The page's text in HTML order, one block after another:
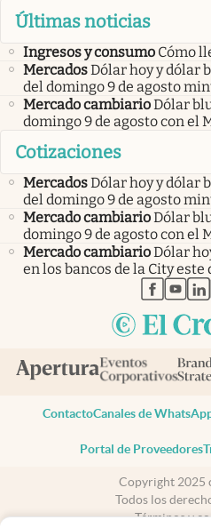
Últimas noticias
Ingresos y consumo Cómo
MercadosDólar hoy y dólar
del domingo 9 de agosto
Mercado cambiarioDólar
domingo 9 de agosto con el
Cotizaciones
MercadosDólar hoy y dólar
del domingo 9 de agosto
Mercado cambiarioDólar
domingo 9 de agosto con el
Mercado cambiarioDólar
en los bancos de la City
abre en
ContactoCanales de
Portal de Proveedores
Copyright 2025
Todos los
Términos y